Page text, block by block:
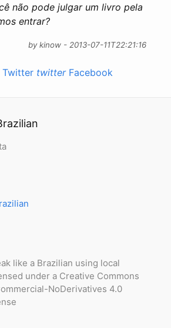
não pode julgar um livro pela
entrar?
by kinow - 2013-07-11T22:21:16
Twitter twitter Facebook
like a Brazilian using local
under a Creative Commons
NoDerivatives 4.0